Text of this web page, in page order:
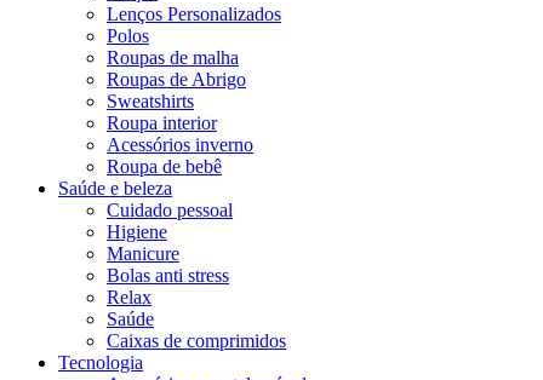
Lenços Personalizados
Polos
Roupas de malha
Roupas de Abrigo
Sweatshirts
Roupa interior
Acessórios inverno
Roupa de bebê
Saúde e beleza
Cuidado pessoal
Higiene
Manicure
Bolas anti stress
Relax
Saúde
Caixas de comprimidos
Tecnologia